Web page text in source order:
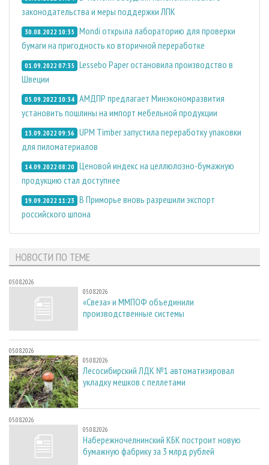
законодательства и меры поддержки ЛПК
30.08.2022 10:35 Mondi открыла лабораторию для проверки
бумаги на пригодность ко вторичной переработке
01.09.2022 07:35 Lessebo Paper остановила производство в
Швеции
05.09.2022 10:34 АМДПР предлагает Минэкономразвития
установить пошлины на импорт мебельной продукции
13.09.2022 09:56 UPM Timber запустила переработку упаковки
для пиломатериалов
14.09.2022 08:20 Ценовой индекс на целлюлозно-бумажную
продукцию стал доступнее
19.09.2022 11:23 В Приморье вновь разрешили экспорт
российского шпона
НОВОСТИ ПО ТЕМЕ
05.08.2026
05.08.2026
«Свеза» и ММПОФ объединили
производственные системы
05.08.2026
05.08.2026
Лесосибирский ЛДК №1 автоматизировал
укладку мешков с пеллетами
05.08.2026
05.08.2026
Набережночелнинский КБК построит новую
бумажную фабрику за 3 млрд рублей